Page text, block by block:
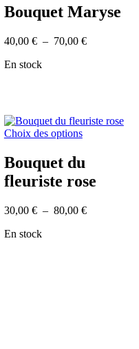
a
plusieurs
Les
la
page
Bouquet Maryse
40,00 € – 70,00 €Plage
En stock
Choix des optionsCe
plusieurs
variations.
options
Bouquet du
fleuriste rose
30,00 € – 80,00 €Plage
En stock